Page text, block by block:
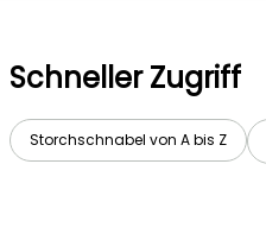
Schneller Zugriff
Storchschnabel von A bis Z